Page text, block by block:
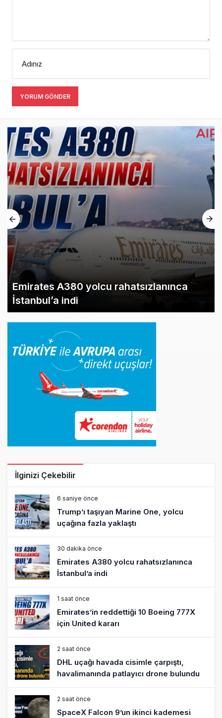
Adınız
YORUM GÖNDER
Emirates A380 yolcu rahatsızlanınca
İstanbul’a indi
İlginizi Çekebilir
6 saniye önce
Trump’ı taşıyan Marine One, yolcu
uçağına fazla yaklaştı
30 dakika önce
Emirates A380 yolcu rahatsızlanınca
İstanbul’a indi
1 saat önce
Emirates’in reddettiği 10 Boeing 777X
için United kararı
2 saat önce
DHL uçağı havada cisimle çarpıştı,
havalimanında patlayıcı drone bulundu
2 saat önce
SpaceX Falcon 9’un ikinci kademesi